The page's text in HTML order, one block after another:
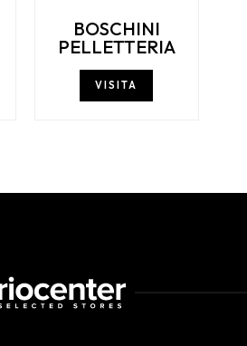
BOSCHINI
PELLETTERIA
VISITA